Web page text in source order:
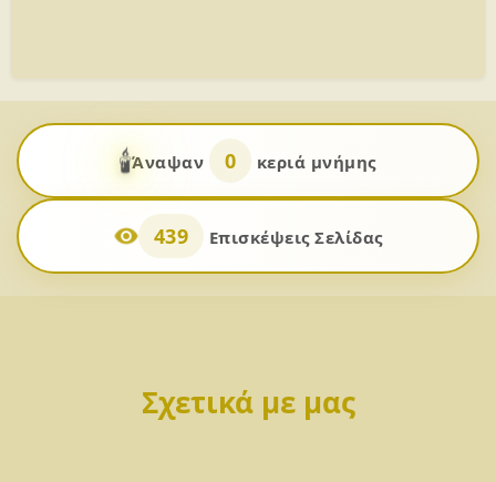
🕯️Άναψαν 0 κεριά μνήμης
439 Επισκέψεις Σελίδας
Σχετικά με μας